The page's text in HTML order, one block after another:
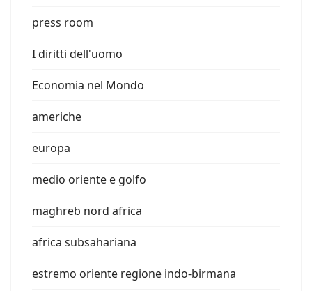
press room
I diritti dell'uomo
Economia nel Mondo
americhe
europa
medio oriente e golfo
maghreb nord africa
africa subsahariana
estremo oriente regione indo-birmana